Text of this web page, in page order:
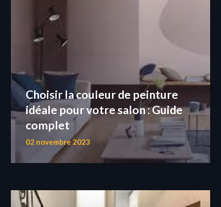
Choisir la couleur de peinture
idéale pour votre salon : Guide
complet
02 novembre 2023